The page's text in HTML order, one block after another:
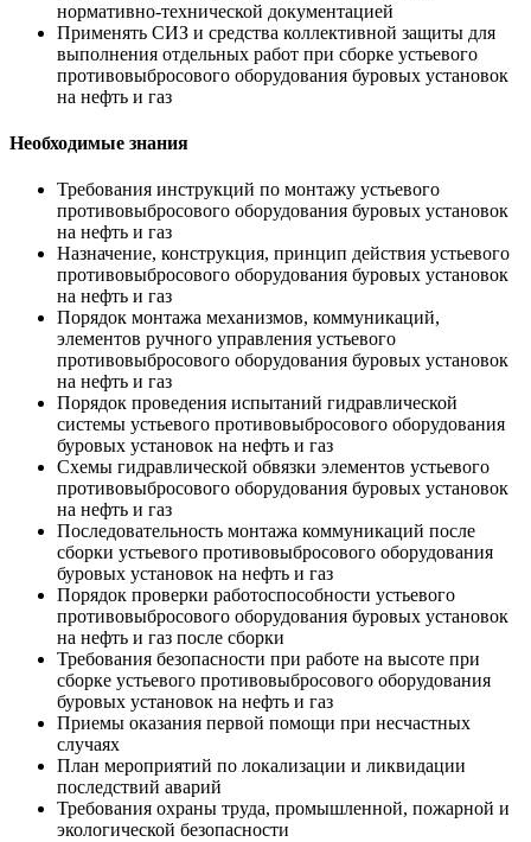
нормативно-технической документацией
Применять СИЗ и средства коллективной защиты для
выполнения отдельных работ при сборке устьевого
противовыбросового оборудования буровых установок
на нефть и газ
Необходимые знания
Требования инструкций по монтажу устьевого
противовыбросового оборудования буровых установок
на нефть и газ
Назначение, конструкция, принцип действия устьевого
противовыбросового оборудования буровых установок
на нефть и газ
Порядок монтажа механизмов, коммуникаций,
элементов ручного управления устьевого
противовыбросового оборудования буровых установок
на нефть и газ
Порядок проведения испытаний гидравлической
системы устьевого противовыбросового оборудования
буровых установок на нефть и газ
Схемы гидравлической обвязки элементов устьевого
противовыбросового оборудования буровых установок
на нефть и газ
Последовательность монтажа коммуникаций после
сборки устьевого противовыбросового оборудования
буровых установок на нефть и газ
Порядок проверки работоспособности устьевого
противовыбросового оборудования буровых установок
на нефть и газ после сборки
Требования безопасности при работе на высоте при
сборке устьевого противовыбросового оборудования
буровых установок на нефть и газ
Приемы оказания первой помощи при несчастных
случаях
План мероприятий по локализации и ликвидации
последствий аварий
Требования охраны труда, промышленной, пожарной и
экологической безопасности